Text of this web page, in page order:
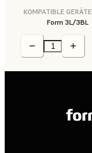
KOMPATIBLE GERÄTE
Form 3L/3BL